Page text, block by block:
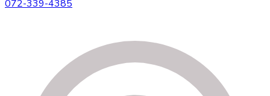
072-339-4385